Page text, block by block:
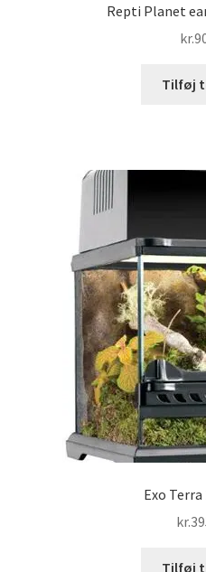
Repti Planet
kr.
Tilføj
Exo Terra
kr.
Tilføj